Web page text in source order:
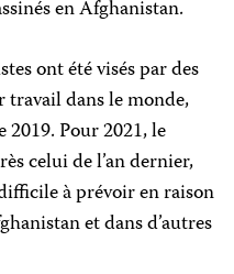
en Afghanistan.
ont été visés par des
travail dans le monde,
2019. Pour 2021, le
celui de l’an dernier,
à prévoir en raison
et dans d’autres